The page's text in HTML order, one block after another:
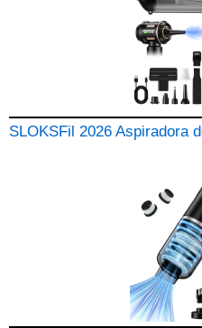
SLOKSFil 2026 Aspiradora